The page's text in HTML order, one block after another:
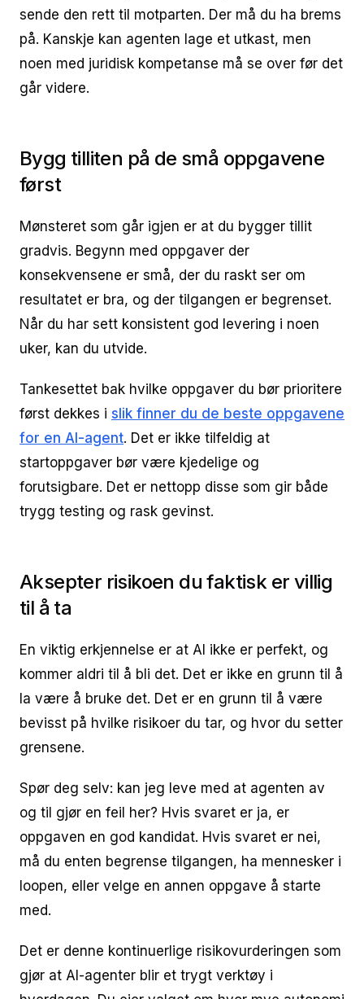
sende den rett til motparten. Der må du ha brems
på. Kanskje kan agenten lage et utkast, men
noen med juridisk kompetanse må se over før det
går videre.
Bygg tilliten på de små oppgavene
først
Mønsteret som går igjen er at du bygger tillit
gradvis. Begynn med oppgaver der
konsekvensene er små, der du raskt ser om
resultatet er bra, og der tilgangen er begrenset.
Når du har sett konsistent god levering i noen
uker, kan du utvide.
Tankesettet bak hvilke oppgaver du bør prioritere
først dekkes i slik finner du de beste oppgavene
for en AI-agent. Det er ikke tilfeldig at
startoppgaver bør være kjedelige og
forutsigbare. Det er nettopp disse som gir både
trygg testing og rask gevinst.
Aksepter risikoen du faktisk er villig
til å ta
En viktig erkjennelse er at AI ikke er perfekt, og
kommer aldri til å bli det. Det er ikke en grunn til å
la være å bruke det. Det er en grunn til å være
bevisst på hvilke risikoer du tar, og hvor du setter
grensene.
Spør deg selv: kan jeg leve med at agenten av
og til gjør en feil her? Hvis svaret er ja, er
oppgaven en god kandidat. Hvis svaret er nei,
må du enten begrense tilgangen, ha mennesker i
loopen, eller velge en annen oppgave å starte
med.
Det er denne kontinuerlige risikovurderingen som
gjør at AI-agenter blir et trygt verktøy i